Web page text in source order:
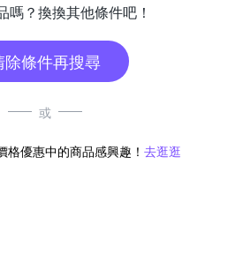
嗎？換換其他條件吧！
除條件再搜尋
或
格優惠中的商品感興趣！ 去逛逛